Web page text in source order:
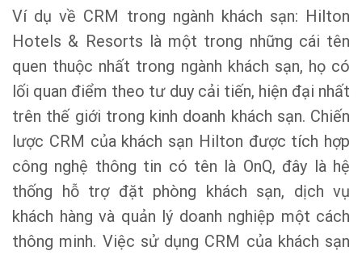
Ví dụ về CRM trong ngành khách sạn: Hilton
Hotels & Resorts là một trong những cái tên
quen thuộc nhất trong ngành khách sạn, họ có
lối quan điểm theo tư duy cải tiến, hiện đại nhất
trên thế giới trong kinh doanh khách sạn. Chiến
lược CRM của khách sạn Hilton được tích hợp
công nghệ thông tin có tên là OnQ, đây là hệ
thống hỗ trợ đặt phòng khách sạn, dịch vụ
khách hàng và quản lý doanh nghiệp một cách
thông minh. Việc sử dụng CRM của khách sạn